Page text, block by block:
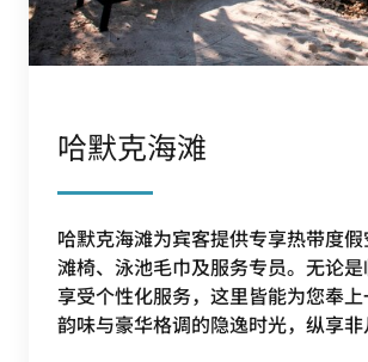
哈默克海滩
哈默克海滩为宾客提供专享热带度
滩椅、泳池毛巾及服务专员。无论
享受个性化服务，这里皆能为您奉
韵味与豪华格调的隐逸时光，纵享非